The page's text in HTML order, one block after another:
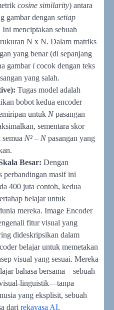
cosine similarity) antara
gambar dengan setiap
menciptakan sebuah
N x N. Dalam matriks
yang benar (di sepanjang
gambar i cocok dengan teks
yang salah.
Tugas model adalah
bobot kedua encoder
untuk Npasangan
sementara skor
N² – Npasangan yang
Besar: Dengan
perbandingan masif ini
400 juta contoh, kedua
belajar untuk
mereka. Image Encoder
fitur visual yang
dideskripsikan dalam
belajar untuk memetakan
visual yang sesuai. Mereka
bahasa bersama—sebuah
linguistik—tanpa
yang eksplisit, sebuah
dari rekayasa AI.